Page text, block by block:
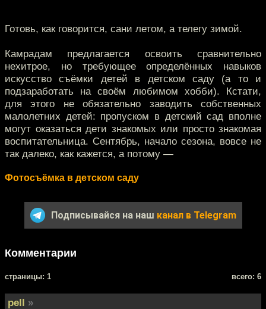
Готовь, как говорится, сани летом, а телегу зимой.
Камрадам предлагается освоить сравнительно
нехитрое, но требующее определённых навыков
искусство съёмки детей в детском саду (а то и
подзаработать на своём любимом хобби). Кстати,
для этого не обязательно заводить собственных
малолетних детей: пропуском в детский сад вполне
могут оказаться дети знакомых или просто знакомая
воспитательница. Сентябрь, начало сезона, вовсе не
так далеко, как кажется, а потому —
Фотосъёмка в детском саду
Подписывайся на наш канал в Telegram
Комментарии
cтраницы: 1 всего: 6
pell »